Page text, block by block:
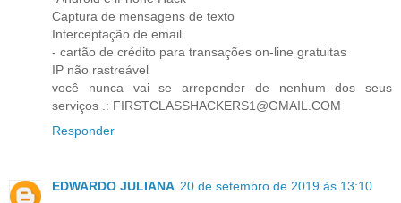
Captura de mensagens de texto
Interceptação de email
- cartão de crédito para transações on-line gratuitas
IP não rastreável
você nunca vai se arrepender de nenhum dos seus
serviços .: FIRSTCLASSHACKERS1@GMAIL.COM
Responder
EDWARDO JULIANA 20 de setembro de 2019 às 13:10